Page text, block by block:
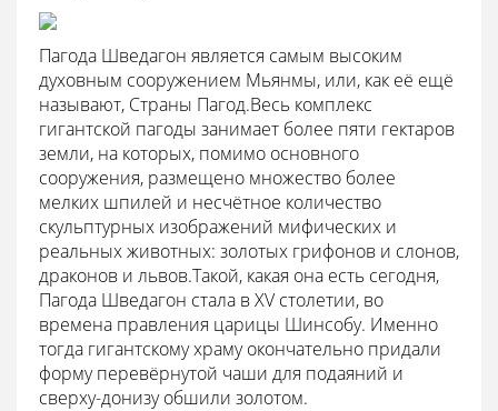
Пагода Шведагон является самым высоким
духовным сооружением Мьянмы, или, как её ещё
называют, Страны Пагод.Весь комплекс
гигантской пагоды занимает более пяти гектаров
земли, на которых, помимо основного
сооружения, размещено множество более
мелких шпилей и несчётное количество
скульптурных изображений мифических и
реальных животных: золотых грифонов и слонов,
драконов и львов.Такой, какая она есть сегодня,
Пагода Шведагон стала в XV столетии, во
времена правления царицы Шинсобу. Именно
тогда гигантскому храму окончательно придали
форму перевёрнутой чаши для подаяний и
сверху-донизу обшили золотом.